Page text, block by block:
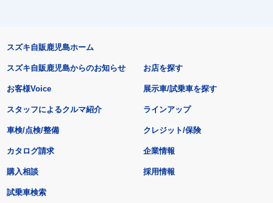
スズキ自販鹿児島ホーム
スズキ自販鹿児島からのお知らせ
お客様Voice
スタッフによるクルマ紹介
お店を探す
展示車/試乗車を探す
ラインアップ
車検/点検/整備 クレジット/保険
カタログ請求
購入相談
試乗車検索
企業情報
採用情報